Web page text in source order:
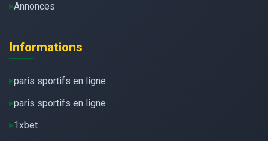
Annonces
Informations
paris sportifs en ligne
paris sportifs en ligne
1xbet